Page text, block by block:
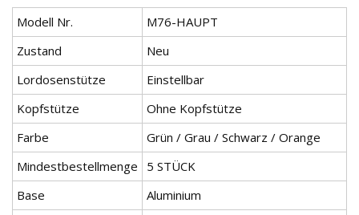
Modell Nr.
M76-HAUPT
Zustand
Neu
Lordosenstütze
Einstellbar
Kopfstütze
Ohne Kopfstütze
Farbe
Grün / Grau / Schwarz / Orange
Mindestbestellmenge
5 STÜCK
Base
Aluminium